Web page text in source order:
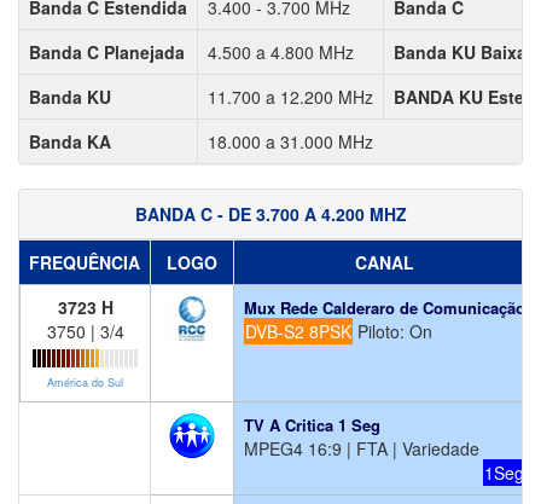
Banda C Estendida
3.400 - 3.700 MHz
Banda C
Banda C Planejada
4.500 a 4.800 MHz
Banda KU Baixa
Banda KU
11.700 a 12.200 MHz
BANDA KU
Banda KA
18.000 a 31.000 MHz
BANDA C - DE 3.700 A 4.200 MHZ
FREQUÊNCIA
LOGO
CANAL
3723 H
3750 | 3/4
América do Sul
Mux Rede Calderaro de Comunicação
DVB-S2 8PSK Piloto: On
TV A Critica 1 Seg
MPEG4 16:9 | FTA | Variedade
1Seg